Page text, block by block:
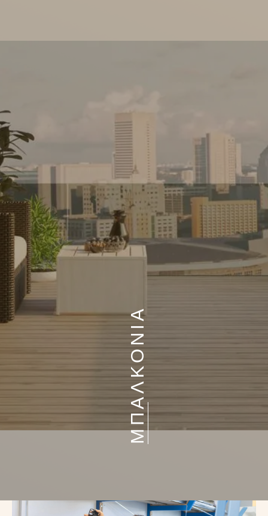
ΜΠΑΛΚΟΝΙΑ